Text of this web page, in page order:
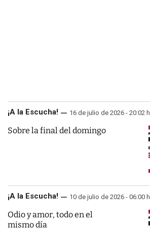
¡A la Escucha! 16 de julio de 2026 - 20:02 h
Sobre la final del domingo
¡A la Escucha! 10 de julio de 2026 - 06:00 h
Odio y amor, todo en el
mismo día